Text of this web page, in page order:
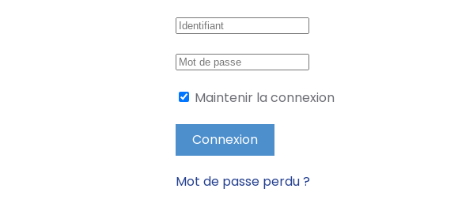
Maintenir la connexion
Connexion
Mot de passe perdu ?